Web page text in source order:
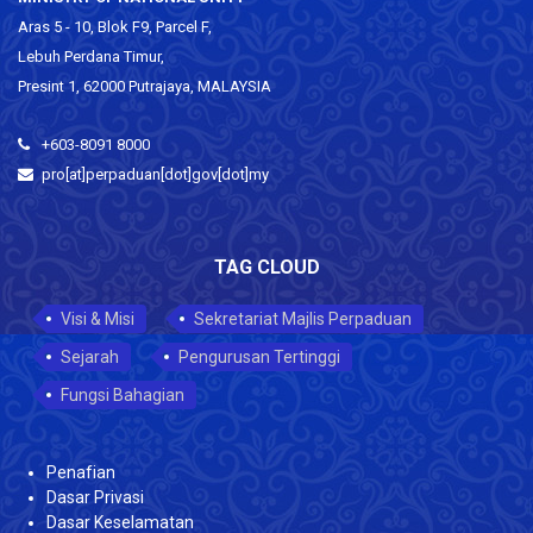
Aras 5 - 10, Blok F9, Parcel F,
Lebuh Perdana Timur,
Presint 1, 62000 Putrajaya, MALAYSIA
+603-8091 8000
pro[at]perpaduan[dot]gov[dot]my
TAG CLOUD
Visi & Misi
Sekretariat Majlis Perpaduan
Sejarah
Pengurusan Tertinggi
Fungsi Bahagian
Penafian
Dasar Privasi
Dasar Keselamatan